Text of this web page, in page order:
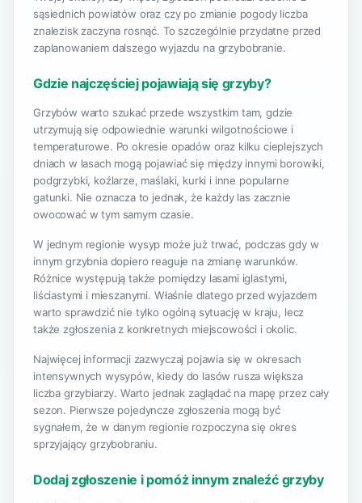
sąsiednich powiatów oraz czy po zmianie pogody liczba
znalezisk zaczyna rosnąć. To szczególnie przydatne przed
zaplanowaniem dalszego wyjazdu na grzybobranie.
Gdzie najczęściej pojawiają się grzyby?
Grzybów warto szukać przede wszystkim tam, gdzie
utrzymują się odpowiednie warunki wilgotnościowe i
temperaturowe. Po okresie opadów oraz kilku cieplejszych
dniach w lasach mogą pojawiać się między innymi borowiki,
podgrzybki, koźlarze, maślaki, kurki i inne popularne
gatunki. Nie oznacza to jednak, że każdy las zacznie
owocować w tym samym czasie.
W jednym regionie wysyp może już trwać, podczas gdy w
innym grzybnia dopiero reaguje na zmianę warunków.
Różnice występują także pomiędzy lasami iglastymi,
liściastymi i mieszanymi. Właśnie dlatego przed wyjazdem
warto sprawdzić nie tylko ogólną sytuację w kraju, lecz
także zgłoszenia z konkretnych miejscowości i okolic.
Najwięcej informacji zazwyczaj pojawia się w okresach
intensywnych wysypów, kiedy do lasów rusza większa
liczba grzybiarzy. Warto jednak zaglądać na mapę przez cały
sezon. Pierwsze pojedyncze zgłoszenia mogą być
sygnałem, że w danym regionie rozpoczyna się okres
sprzyjający grzybobraniu.
Dodaj zgłoszenie i pomóż innym znaleźć grzyby